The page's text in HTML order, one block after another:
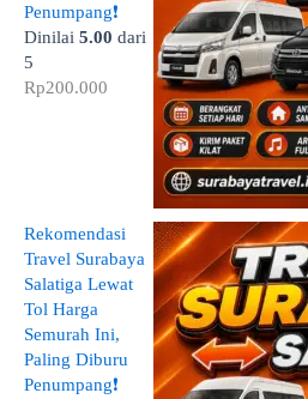
Penumpang❗
Dinilai 5.00 dari
5
Rp200.000
Rekomendasi
Travel Surabaya
Salatiga Lewat
Tol Harga
Semurah Ini,
Paling Diburu
Penumpang❗